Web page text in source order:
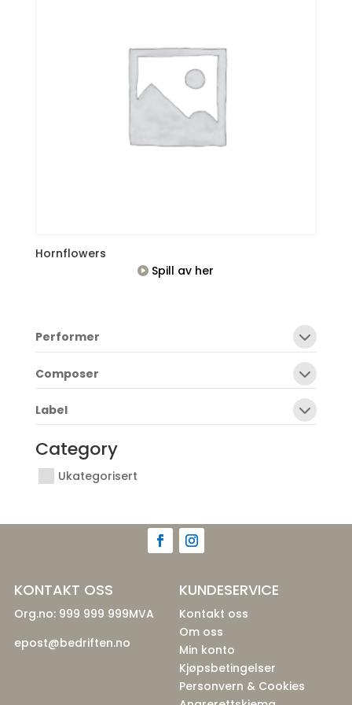
Hornflowers
Spill av her
Performer
Composer
Label
Category
Ukategorisert
KONTAKT OSS
Org.no: 999 999 999MVA
epost@bedriften.no
KUNDESERVICE
Kontakt oss
Om oss
Min konto
Kjøpsbetingelser
Personvern & Cookies